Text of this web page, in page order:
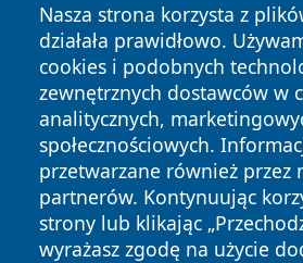
Nasza strona korzysta z
działała prawidłowo.
cookies i podobnych
zewnętrznych dostawców w
analitycznych,
społecznościowych.
przetwarzane również przez
partnerów. Kontynuując
strony lub klikając
wyrażasz zgodę na użycie
Copyright © 2026 kochamsiedlce.pl
zastrzeżone.
Polityka